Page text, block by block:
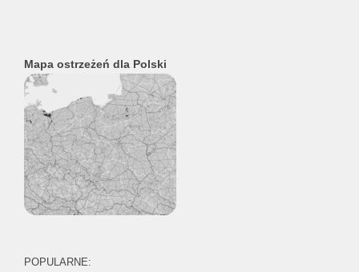
Mapa ostrzeżeń dla Polski
POPULARNE: